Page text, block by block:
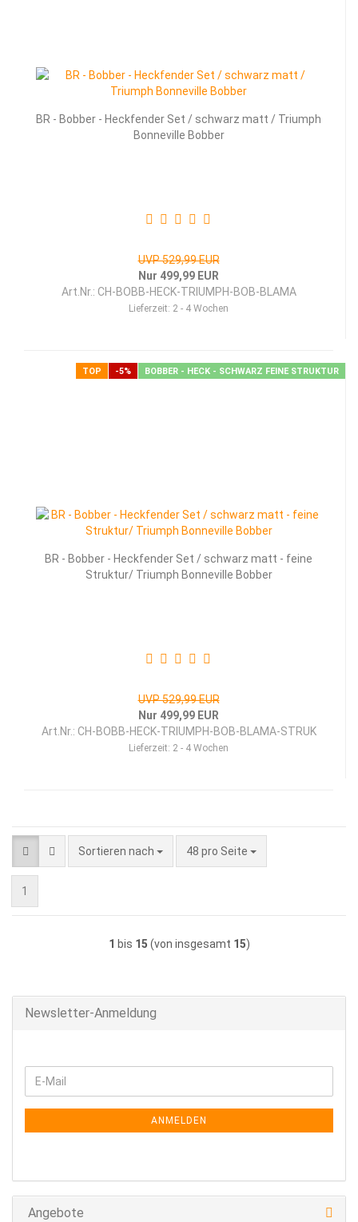
BR - Bob­ber - Heck­fen­der Set / schwarz matt / Tri­umph
Bon­ne­ville Bob­ber
UVP 529,99 EUR
Nur 499,99 EUR
Art.Nr.: CH-BOBB-HECK-TRIUMPH-BOB-BLAMA
Lieferzeit: 2 - 4 Wochen
TOP -5% BOBBER - HECK - SCHWARZ FEINE STRUKTUR
BR - Bob­ber - Heck­fen­der Set / schwarz matt - feine
Struk­tur/ Tri­umph Bon­ne­ville Bob­ber
UVP 529,99 EUR
Nur 499,99 EUR
Art.Nr.: CH-BOBB-HECK-TRIUMPH-BOB-BLAMA-STRUK
Lieferzeit: 2 - 4 Wochen
Sortieren nach
Sortieren nach 48 pro Seite
pro Seite
1
1 bis 15 (von insgesamt 15)
Newsletter-Anmeldung
ZUR
E-
Mail
ANMELDEN
Angebote